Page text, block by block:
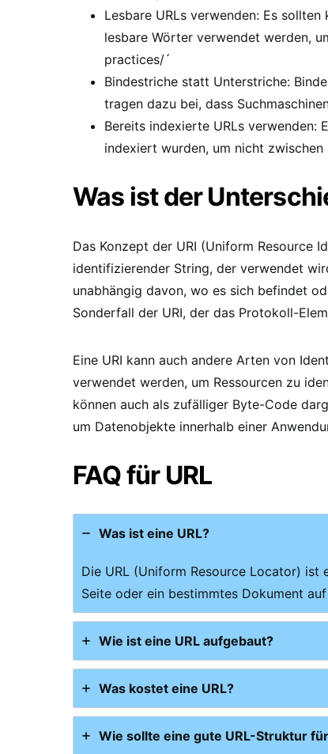
Lesbare URLs verwenden: Es
lesbare Wörter verwendet werden,
practices/´
Bindestriche statt Unterstriche:
tragen dazu bei, dass
Bereits indexierte URLs verwenden:
indexiert wurden, um nicht zwischen
Was ist der
Das Konzept der URI (Uniform Resource
identifizierender String, der verwendet
unabhängig davon, wo es sich befindet
Sonderfall der URI, der das Protokoll-
Eine URI kann auch andere Arten von
verwendet werden, um Ressourcen zu
können auch als zufälliger Byte-Code
um Datenobjekte innerhalb einer
FAQ für URL
Was ist eine URL?
Die URL (Uniform Resource Locator)
Seite oder ein bestimmtes Dokument
Wie ist eine URL aufgebaut?
Was kostet eine URL?
Wie sollte eine gute URL-Struktur